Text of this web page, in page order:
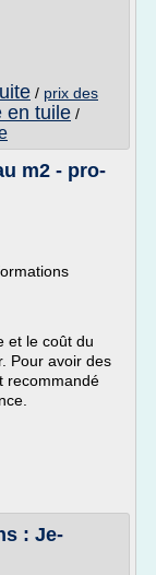
/ prix des
en tuile /
m2 - pro-
et le coût du
Pour avoir des
recommandé
: Je-